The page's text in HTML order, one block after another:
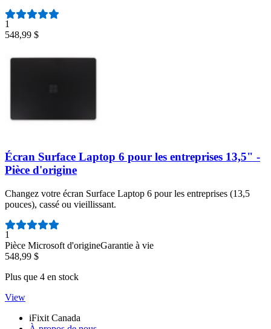
1
548,99 $
Écran Surface Laptop 6 pour les entreprises 13,5" -
Pièce d'origine
Changez votre écran Surface Laptop 6 pour les entreprises (13,5
pouces), cassé ou vieillissant.
Nombre d'avis :
1
Pièce Microsoft d'origineGarantie à vie
548,99 $
Plus que 4 en stock
View
iFixit Canada